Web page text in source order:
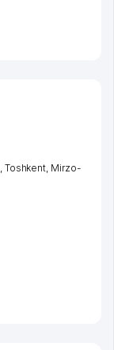
, Toshkent, Mirzo-